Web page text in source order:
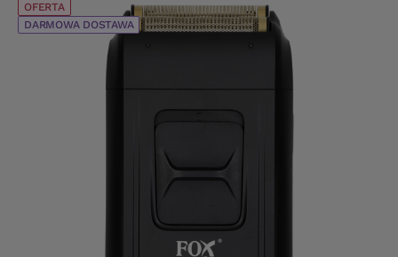
OFERTA
DARMOWA DOSTAWA